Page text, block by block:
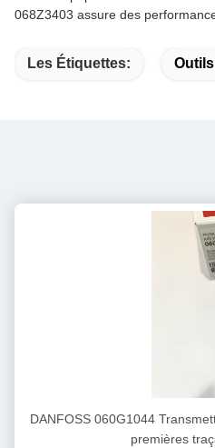
068Z3403 assure des
Les Étiquettes:
DANFOSS 060G1044
premières